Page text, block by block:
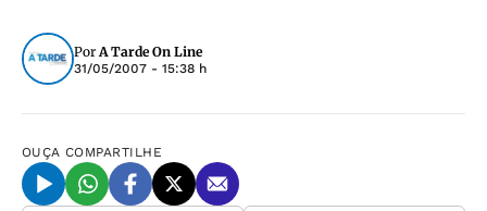
PorA Tarde On Line
31/05/2007 - 15:38 h
OUÇA COMPARTILHE